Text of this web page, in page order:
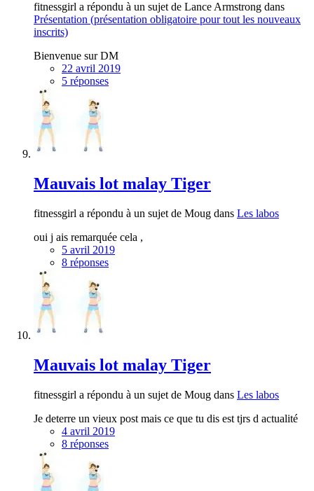
fitnessgirl a répondu à un sujet de Lance Armstrong dans
Présentation (présentation obligatoire pour tout les nouveaux
inscrits)
Bienvenue sur DM
22 avril 2019
5 réponses
Mauvais lot malay Tiger
fitnessgirl a répondu à un sujet de Moug dans Les labos
oui j ais remarquée cela ,
5 avril 2019
8 réponses
Mauvais lot malay Tiger
fitnessgirl a répondu à un sujet de Moug dans Les labos
Je deterre un vieux post mais ce que tu dis est tjrs d actualité
4 avril 2019
8 réponses